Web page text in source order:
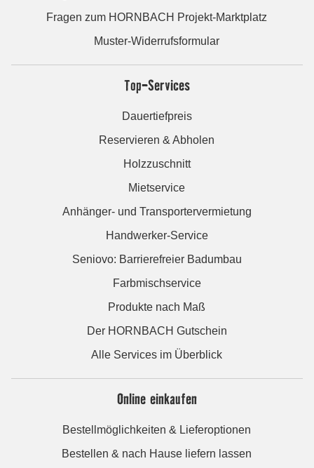
Fragen zum HORNBACH Projekt-Marktplatz
Muster-Widerrufsformular
Top-Services
Dauertiefpreis
Reservieren & Abholen
Holzzuschnitt
Mietservice
Anhänger- und Transportervermietung
Handwerker-Service
Seniovo: Barrierefreier Badumbau
Farbmischservice
Produkte nach Maß
Der HORNBACH Gutschein
Alle Services im Überblick
Online einkaufen
Bestellmöglichkeiten & Lieferoptionen
Bestellen & nach Hause liefern lassen